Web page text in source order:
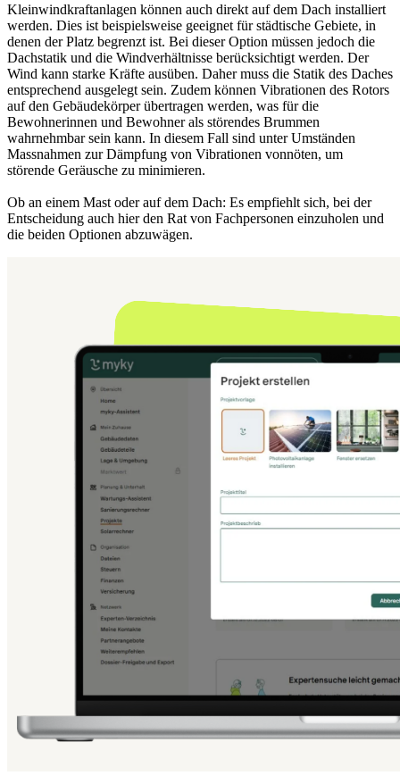
Kleinwindkraftanlagen können auch direkt auf dem Dach installiert
werden. Dies ist beispielsweise geeignet für städtische Gebiete, in
denen der Platz begrenzt ist. Bei dieser Option müssen jedoch die
Dachstatik und die Windverhältnisse berücksichtigt werden. Der
Wind kann starke Kräfte ausüben. Daher muss die Statik des Daches
entsprechend ausgelegt sein. Zudem können Vibrationen des Rotors
auf den Gebäudekörper übertragen werden, was für die
Bewohnerinnen und Bewohner als störendes Brummen
wahrnehmbar sein kann. In diesem Fall sind unter Umständen
Massnahmen zur Dämpfung von Vibrationen vonnöten, um
störende Geräusche zu minimieren.
Ob an einem Mast oder auf dem Dach: Es empfiehlt sich, bei der
Entscheidung auch hier den Rat von Fachpersonen einzuholen und
die beiden Optionen abzuwägen.